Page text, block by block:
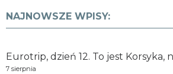
NAJNOWSZE WPISY:
Eurotrip, dzień 12. To jest Korsyka,
7 sierpnia